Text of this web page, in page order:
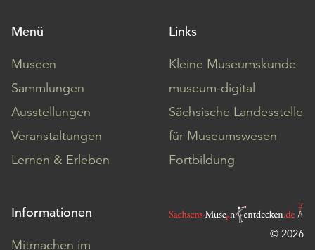
Menü
Museen
Sammlungen
Ausstellungen
Veranstaltungen
Lernen & Erleben
Links
Kleine Museumskunde
museum-digital
Sächsische Landesstelle
für Museumswesen
Fortbildung
Informationen
Mitmachen im
© 2026